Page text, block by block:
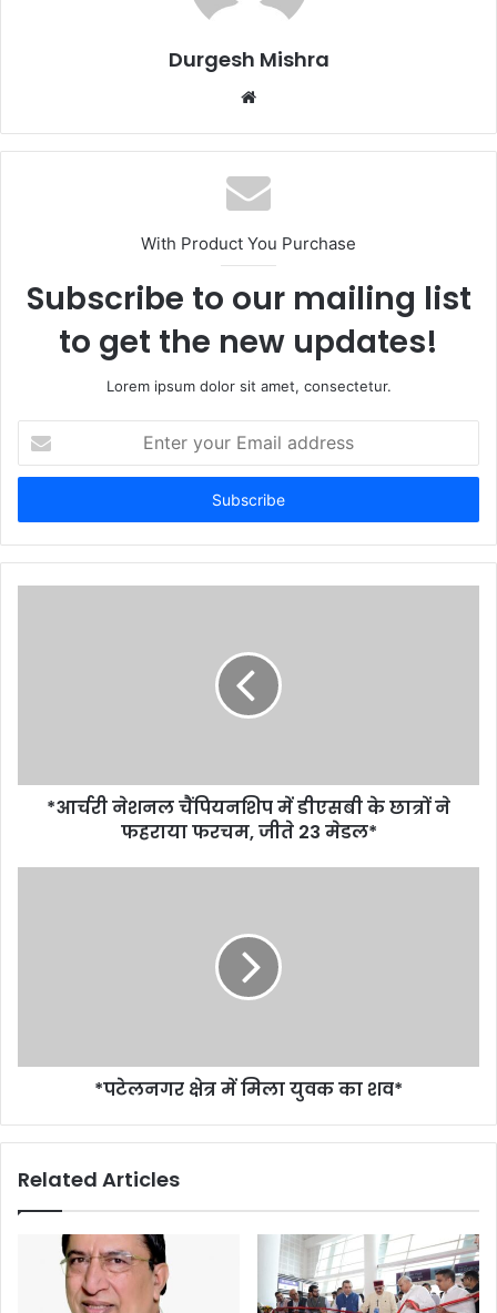
Durgesh Mishra
Website
With Product You Purchase
Subscribe to our mailing list
to get the new updates!
Lorem ipsum dolor sit amet, consectetur.
your
Email
*आर्चरी नेशनल चैंपियन​शिप में डीएसबी के छात्रों ने
फहराया फरचम, जीते 23 मेडल*
*पटेलनगर क्षेत्र में मिला युवक का शव*
Related Articles